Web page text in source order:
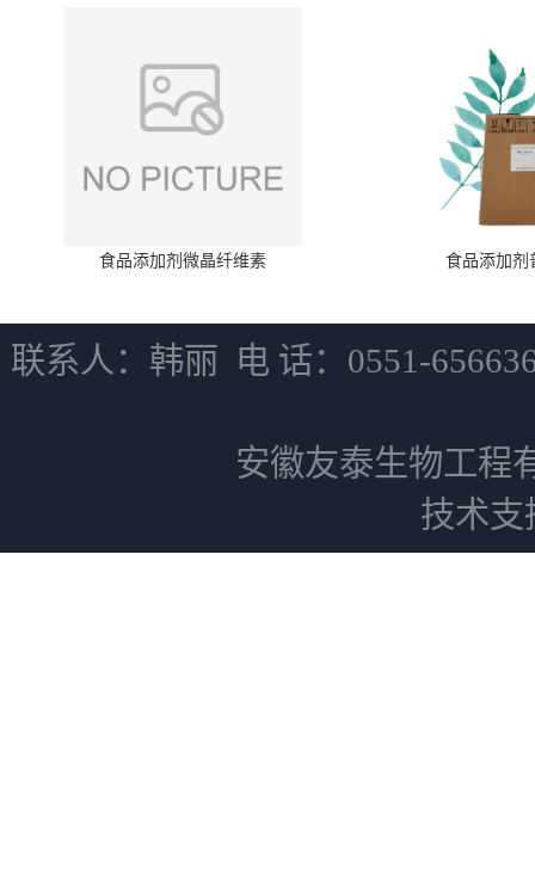
食品添加剂微晶纤维素 食品添加剂
联系人：韩丽 电 话：0551-
安徽友泰生物工程
技术